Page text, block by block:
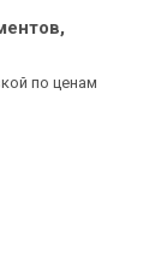
по ценам